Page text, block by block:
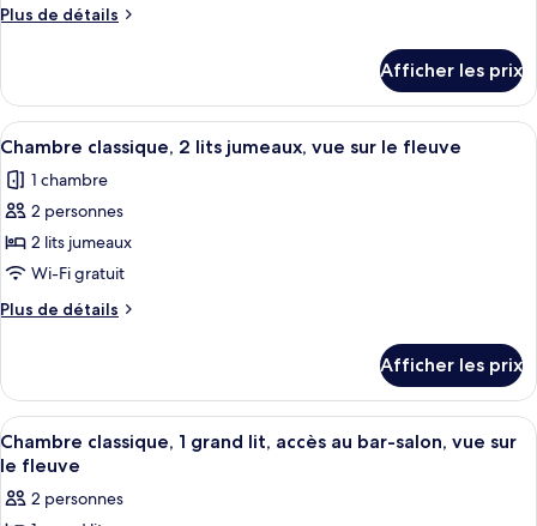
chambre :
grand
lit,
vue
sur
le
fleuve
(Top
Plus de détails
Plus
Chambre
Prestige,
1
lit,
vue
le
fleuve
Floor)
Afficher les prix
Afficher
toutes
les
photos
pour
ce
type
de
Chambre
classique,
2
lits
jumeaux,
vue
Une chambre d’hôtel avec deux lits,
4
Chambre classique, 2 lits jumeaux, vue sur le fleuve
1 chambre
2 personnes
2 lits jumeaux
Wi-Fi gratuit
Plus de détails
Plus
Chambre
classique,
2
lits
vue
Afficher les prix
Afficher
toutes
photos
4
Chambre classique, 1 grand lit, accès au bar-salon, vue sur
le fleuve
2 personnes